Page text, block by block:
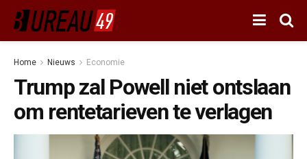
Home Nieuws Economie
Trump zal Powell niet ontslaan
om rentetarieven te verlagen